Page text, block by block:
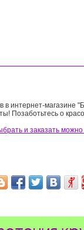
в интернет-магазине
Позаботьтесь о
и заказать можно